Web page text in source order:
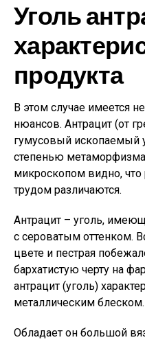
Уголь
продукта
В этом случае имеется
нюансов. Антрацит (от
гумусовый ископаемый
степенью
микроскопом видно, что
трудом различаются.
Антрацит – уголь,
с сероватым оттенком.
цвете и пестрая
бархатистую черту на
антрацит (уголь)
металлическим блеском.
Обладает он большой